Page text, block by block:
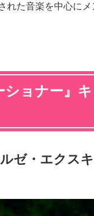
れた音楽を中心に
ショナー』
ゼ・エクス